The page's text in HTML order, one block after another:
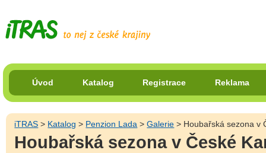
Úvod Katalog Registrace Reklama
iTRAS > Katalog > Penzion Lada >Galerie > Houbařská sezona v
Houbařská sezona v České